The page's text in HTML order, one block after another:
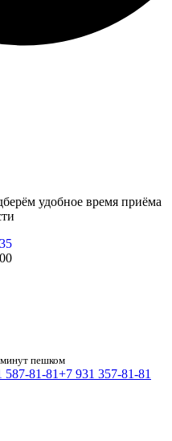
удобное время приёма
минут пешком
+7 931 357‑81‑81